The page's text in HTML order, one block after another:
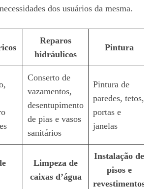
dos usuários da mesma.
Reparos
hidráulicos
Pintura
Conserto de
vazamentos,
desentupimento
de pias e vasos
sanitários
Pintura de
paredes, tetos,
portas e
janelas
Limpeza de
caixas d’água
Instalação de
pisos e
revestimentos